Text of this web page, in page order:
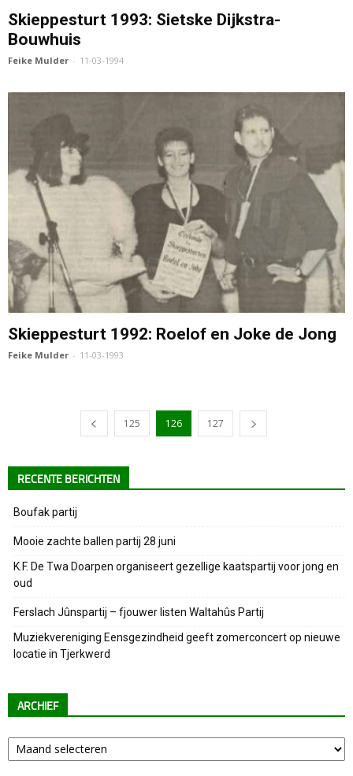
Skieppesturt 1993: Sietske Dijkstra-
Bouwhuis
Feike Mulder - 11-03-1994
Skieppesturt 1992: Roelof en Joke de Jong
Feike Mulder - 11-03-1993
125 126 127
RECENTE BERICHTEN
Boufak partij
Mooie zachte ballen partij 28 juni
K.F. De Twa Doarpen organiseert gezellige kaatspartij voor jong en
oud
Ferslach Jûnspartij – fjouwer listen Waltahûs Partij
Muziekvereniging Eensgezindheid geeft zomerconcert op nieuwe
locatie in Tjerkwerd
ARCHIEF
Archief